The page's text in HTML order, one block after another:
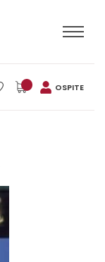
OSPITE